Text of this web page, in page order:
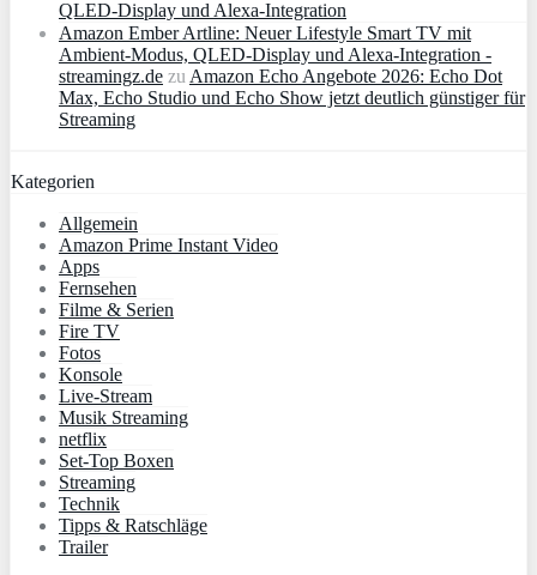
QLED‑Display und Alexa‑Integration
Amazon Ember Artline: Neuer Lifestyle Smart TV mit
Ambient‑Modus, QLED‑Display und Alexa‑Integration -
streamingz.de zuAmazon Echo Angebote 2026: Echo Dot
Max, Echo Studio und Echo Show jetzt deutlich günstiger für
Streaming
Kategorien
Allgemein
Amazon Prime Instant Video
Apps
Fernsehen
Filme & Serien
Fire TV
Fotos
Konsole
Live-Stream
Musik Streaming
netflix
Set-Top Boxen
Streaming
Technik
Tipps & Ratschläge
Trailer